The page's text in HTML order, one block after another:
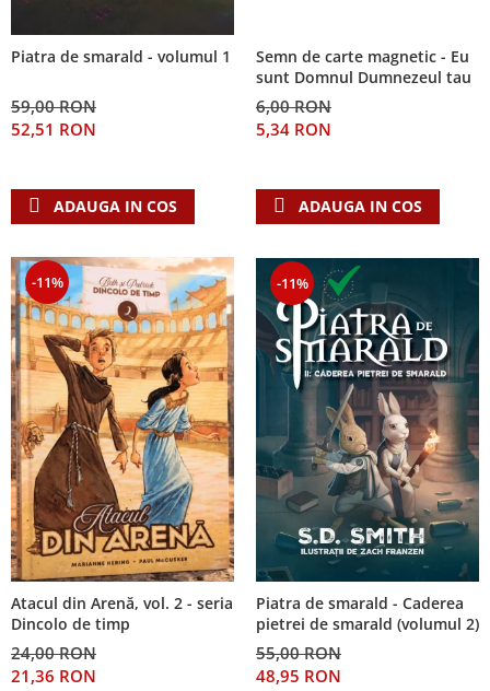
Piatra de smarald - volumul 1
59,00 RON
52,51 RON
ADAUGA IN COS
Semn de carte magnetic - Eu
sunt Domnul Dumnezeul tau
6,00 RON
5,34 RON
ADAUGA IN COS
-11%
Atacul din Arenă, vol. 2 - seria
Dincolo de timp
24,00 RON
21,36 RON
-11%
Piatra de smarald - Caderea
pietrei de smarald (volumul 2)
55,00 RON
48,95 RON